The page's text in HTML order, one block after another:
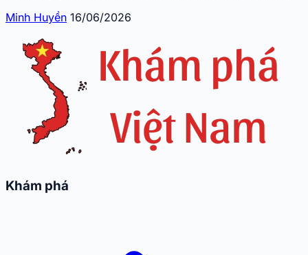
Minh Huyền 16/06/2026
Khám phá